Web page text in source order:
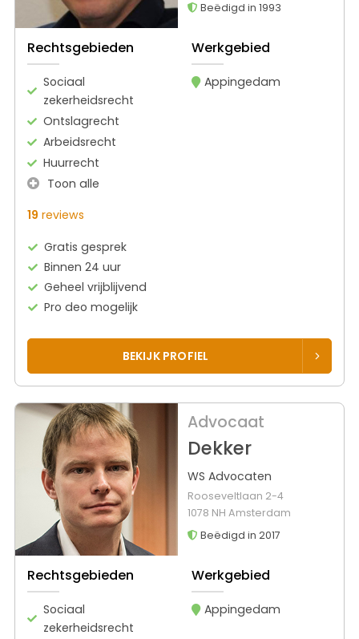
Beëdigd in 1993
Rechtsgebieden
Sociaal
zekerheidsrecht
Ontslagrecht
Arbeidsrecht
Huurrecht
Toon alle
Werkgebied
Appingedam
19 reviews
Gratis gesprek
Binnen 24 uur
Geheel vrijblijvend
Pro deo mogelijk
BEKIJK PROFIEL
Advocaat
Dekker
WS Advocaten
Rooseveltlaan 2-4
1078 NH Amsterdam
Beëdigd in 2017
Rechtsgebieden
Sociaal
zekerheidsrecht
Werkgebied
Appingedam